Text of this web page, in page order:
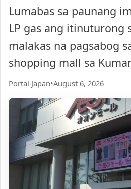
Lumabas sa paunang
LP gas ang itinuturong
malakas na pagsabog
shopping mall sa
Portal Japan•August 6, 2026